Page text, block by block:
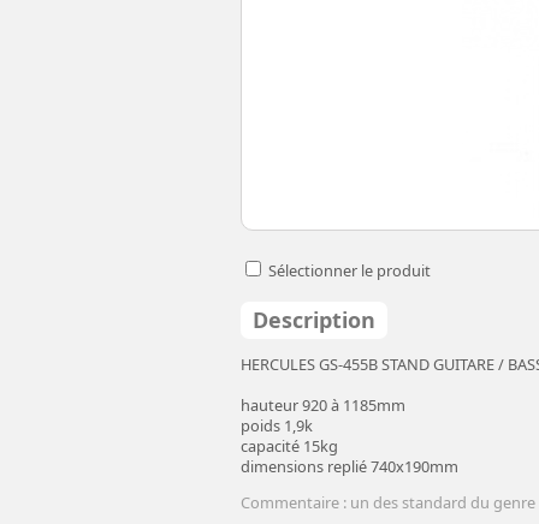
Sélectionner le produit
Description
HERCULES GS-455B STAND GUITARE /
hauteur 920 à 1185mm
poids 1,9k
capacité 15kg
dimensions replié 740x190mm
Commentaire : un des standard du genre